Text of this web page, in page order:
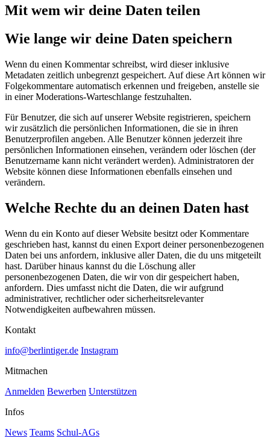
Mit wem wir deine Daten teilen
Wie lange wir deine Daten speichern
Wenn du einen Kommentar schreibst, wird dieser inklusive
Metadaten zeitlich unbegrenzt gespeichert. Auf diese Art können wir
Folgekommentare automatisch erkennen und freigeben, anstelle sie
in einer Moderations-Warteschlange festzuhalten.
Für Benutzer, die sich auf unserer Website registrieren, speichern
wir zusätzlich die persönlichen Informationen, die sie in ihren
Benutzerprofilen angeben. Alle Benutzer können jederzeit ihre
persönlichen Informationen einsehen, verändern oder löschen (der
Benutzername kann nicht verändert werden). Administratoren der
Website können diese Informationen ebenfalls einsehen und
verändern.
Welche Rechte du an deinen Daten hast
Wenn du ein Konto auf dieser Website besitzt oder Kommentare
geschrieben hast, kannst du einen Export deiner personenbezogenen
Daten bei uns anfordern, inklusive aller Daten, die du uns mitgeteilt
hast. Darüber hinaus kannst du die Löschung aller
personenbezogenen Daten, die wir von dir gespeichert haben,
anfordern. Dies umfasst nicht die Daten, die wir aufgrund
administrativer, rechtlicher oder sicherheitsrelevanter
Notwendigkeiten aufbewahren müssen.
Kontakt
info@berlintiger.de Instagram
Mitmachen
Anmelden Bewerben Unterstützen
Infos
News Teams Schul-AGs